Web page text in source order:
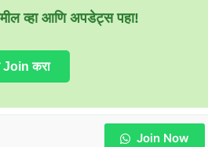
व्हा आणि अपडेट्स पहा!
करा
Join Now